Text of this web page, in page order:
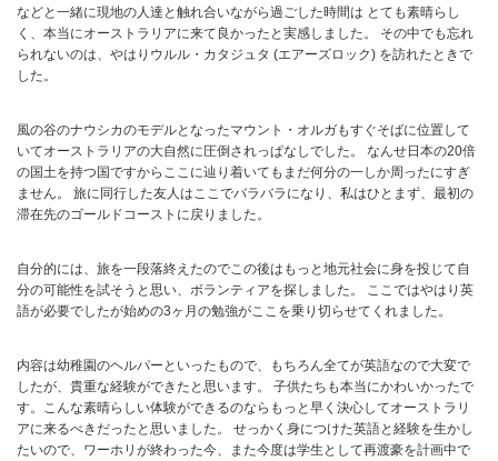
などと一緒に現地の人達と触れ合いながら過ごした時間は とても素晴らし
く、本当にオーストラリアに来て良かったと実感しました。 その中でも忘れ
られないのは、やはりウルル・カタジュタ (エアーズロック) を訪れたときで
した。
風の谷のナウシカのモデルとなったマウント・オルガもすぐそばに位置して
いてオーストラリアの大自然に圧倒されっぱなしでした。 なんせ日本の20倍
の国土を持つ国ですからここに辿り着いてもまだ何分の一しか周ったにすぎ
ません。 旅に同行した友人はここでバラバラになり、私はひとまず、最初の
滞在先のゴールドコーストに戻りました。
自分的には、旅を一段落終えたのでこの後はもっと地元社会に身を投じて自
分の可能性を試そうと思い、ボランティアを探しました。 ここではやはり英
語が必要でしたが始めの3ヶ月の勉強がここを乗り切らせてくれました。
内容は幼稚園のヘルパーといったもので、もちろん全てが英語なので大変で
したが、貴重な経験ができたと思います。 子供たちも本当にかわいかったで
す。こんな素晴らしい体験ができるのならもっと早く決心してオーストラリ
アに来るべきだったと思いました。 せっかく身につけた英語と経験を生かし
たいので、ワーホリが終わった今、また今度は学生として再渡豪を計画中で